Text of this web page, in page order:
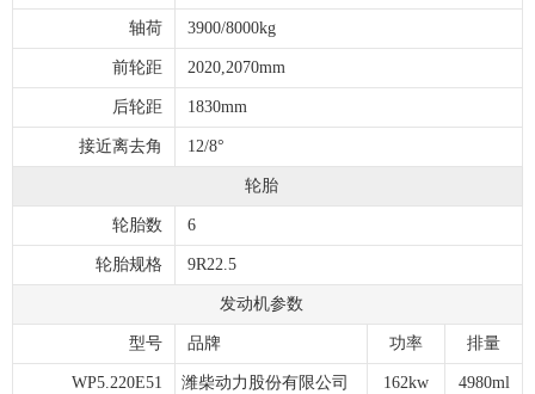
轴荷 3900/8000kg
前轮距 2020,2070mm
后轮距 1830mm
接近离去角 12/8°
轮胎
轮胎数 6
轮胎规格 9R22.5
发动机参数
型号 品牌 功率 排量
WP5.220E51 潍柴动力股份有限公司 162kw 4980ml